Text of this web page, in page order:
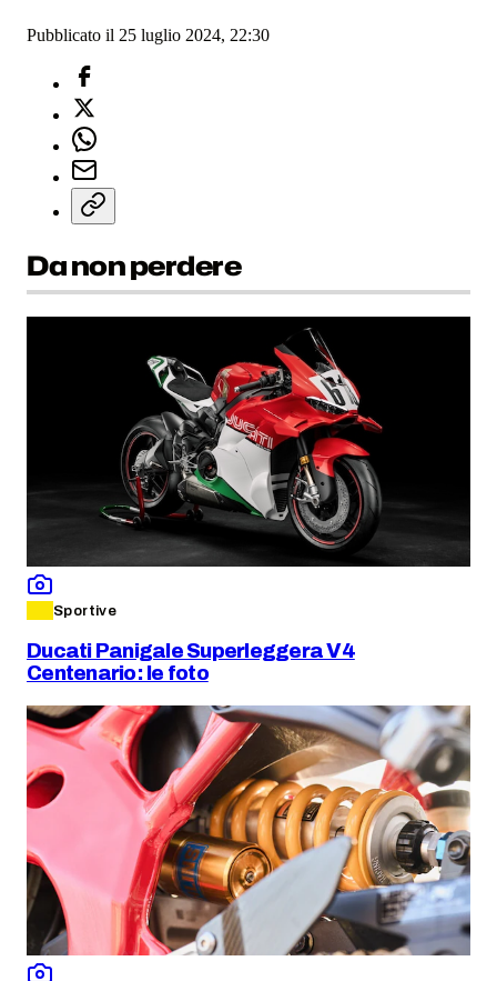
Pubblicato il 25 luglio 2024, 22:30
Da non perdere
Sportive
Ducati Panigale Superleggera V4
Centenario: le foto